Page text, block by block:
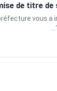
de titre de
vous a